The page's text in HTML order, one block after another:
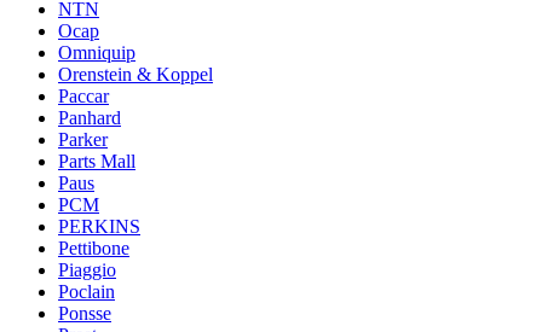
NTN
Ocap
Omniquip
Orenstein & Koppel
Paccar
Panhard
Parker
Parts Mall
Paus
PCM
PERKINS
Pettibone
Piaggio
Poclain
Ponsse